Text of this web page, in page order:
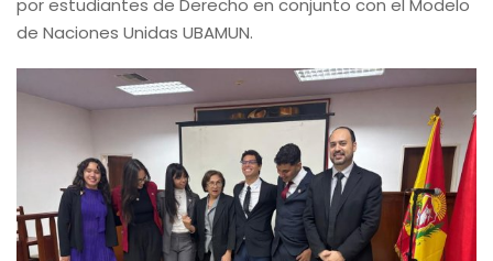
por estudiantes de Derecho en conjunto con el Modelo
de Naciones Unidas UBAMUN.